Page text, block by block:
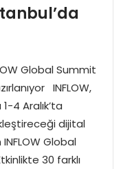
Global Summit
INFLOW,
4 Aralık’ta
dijital
Global
30 farklı